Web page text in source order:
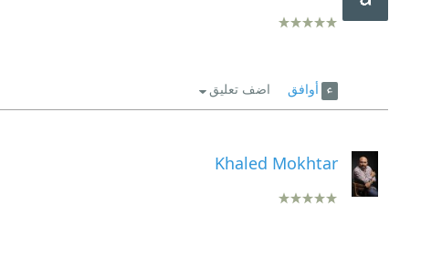
أوافق اضف تعليق
Khaled Mokhtar